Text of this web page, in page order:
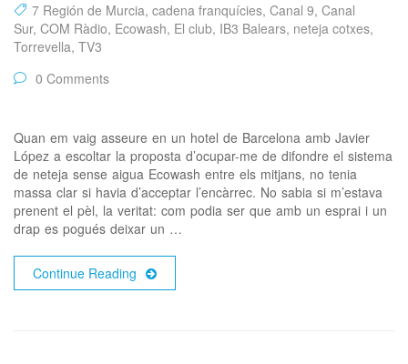
7 Región de Murcia, cadena franquícies, Canal 9, Canal
Sur, COM Ràdio, Ecowash, El club, IB3 Balears, neteja cotxes,
Torrevella, TV3
0 Comments
Quan em vaig asseure en un hotel de Barcelona amb Javier
López a escoltar la proposta d’ocupar-me de difondre el sistema
de neteja sense aigua Ecowash entre els mitjans, no tenia
massa clar si havia d’acceptar l’encàrrec. No sabia si m’estava
prenent el pèl, la veritat: com podia ser que amb un esprai i un
drap es pogués deixar un …
Continue Reading